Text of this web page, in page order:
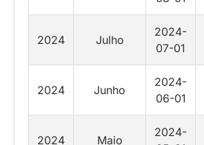
2024 Julho
2024-
07-01
2024 Junho
2024-
06-01
2024 Maio
2024-